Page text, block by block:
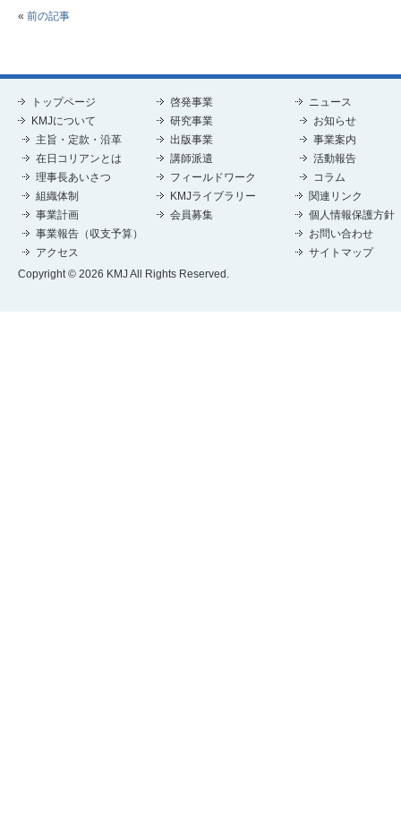
« 前の記事
トップページ
KMJについて
主旨・定款・沿革
在日コリアンとは
理事長あいさつ
組織体制
事業計画
事業報告（収支予算）
アクセス
啓発事業
研究事業
出版事業
講師派遣
フィールドワーク
KMJライブラリー
会員募集
ニュース
お知らせ
事業案内
活動報告
コラム
関連リンク
個人情報保護方針
お問い合わせ
サイトマップ
Copyright © 2026 KMJ All Rights Reserved.